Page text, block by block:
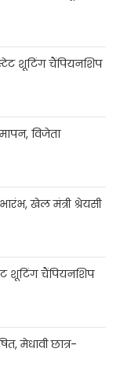
स्टेट शूटिंग चैंपियनशिप
विजेता
खेल मंत्री श्रेयसी
शूटिंग चैंपियनशिप
मेधावी छात्र-